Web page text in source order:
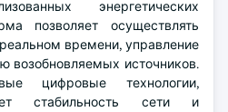
энергетических
позволяет осуществлять
времени, управление
возобновляемых источников.
цифровые технологии,
стабильность сети и